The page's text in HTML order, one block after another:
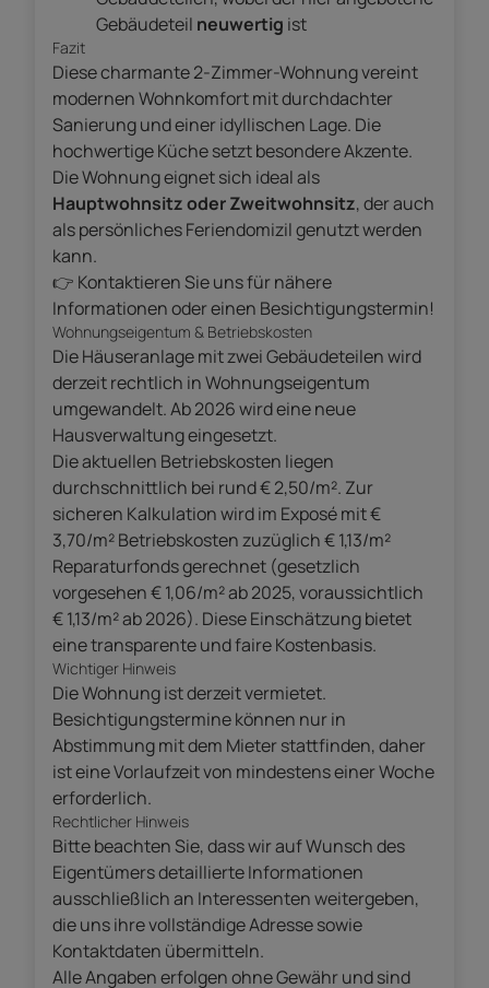
Gebäudeteil neuwertig ist
Fazit
Diese charmante 2-Zimmer-Wohnung vereint
modernen Wohnkomfort mit durchdachter
Sanierung und einer idyllischen Lage. Die
hochwertige Küche setzt besondere Akzente.
Die Wohnung eignet sich ideal als
Hauptwohnsitz oder Zweitwohnsitz, der auch
als persönliches Feriendomizil genutzt werden
kann.
👉 Kontaktieren Sie uns für nähere
Informationen oder einen Besichtigungstermin!
Wohnungseigentum & Betriebskosten
Die Häuseranlage mit zwei Gebäudeteilen wird
derzeit rechtlich in Wohnungseigentum
umgewandelt. Ab 2026 wird eine neue
Hausverwaltung eingesetzt.
Die aktuellen Betriebskosten liegen
durchschnittlich bei rund € 2,50/m². Zur
sicheren Kalkulation wird im Exposé mit €
3,70/m² Betriebskosten zuzüglich € 1,13/m²
Reparaturfonds gerechnet (gesetzlich
vorgesehen € 1,06/m² ab 2025, voraussichtlich
€ 1,13/m² ab 2026). Diese Einschätzung bietet
eine transparente und faire Kostenbasis.
Wichtiger Hinweis
Die Wohnung ist derzeit vermietet.
Besichtigungstermine können nur in
Abstimmung mit dem Mieter stattfinden, daher
ist eine Vorlaufzeit von mindestens einer Woche
erforderlich.
Rechtlicher Hinweis
Bitte beachten Sie, dass wir auf Wunsch des
Eigentümers detaillierte Informationen
ausschließlich an Interessenten weitergeben,
die uns ihre vollständige Adresse sowie
Kontaktdaten übermitteln.
Alle Angaben erfolgen ohne Gewähr und sind